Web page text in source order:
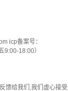
icp备案号：
9:00-18:00）
给我们,我们虚心接受